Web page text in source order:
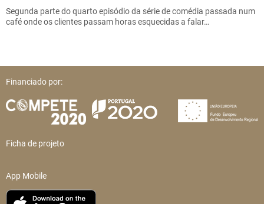
Segunda parte do quarto episódio da série de comédia passada num
café onde os clientes passam horas esquecidas a falar…
Financiado por:
Ficha de projeto
App Mobile